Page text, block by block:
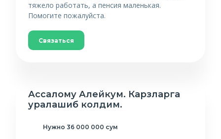
тяжело работать, а пенсия маленькая.
Помогите пожалуйста.
Связаться
Ассалому Алейкум. Карзларга
уралашиб колдим.
Нужно 36 000 000 сум